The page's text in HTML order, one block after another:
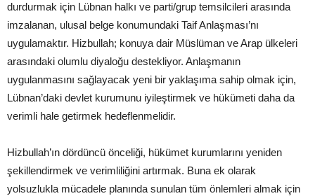
durdurmak için Lübnan halkı ve parti/grup temsilcileri arasında
imzalanan, ulusal belge konumundaki Taif Anlaşması’nı
uygulamaktır. Hizbullah; konuya dair Müslüman ve Arap ülkeleri
arasındaki olumlu diyaloğu destekliyor. Anlaşmanın
uygulanmasını sağlayacak yeni bir yaklaşıma sahip olmak için,
Lübnan’daki devlet kurumunu iyileştirmek ve hükümeti daha da
verimli hale getirmek hedeflenmelidir.
Hizbullah’ın dördüncü önceliği, hükümet kurumlarını yeniden
şekillendirmek ve verimliliğini artırmak. Buna ek olarak
yolsuzlukla mücadele planında sunulan tüm önlemleri almak için